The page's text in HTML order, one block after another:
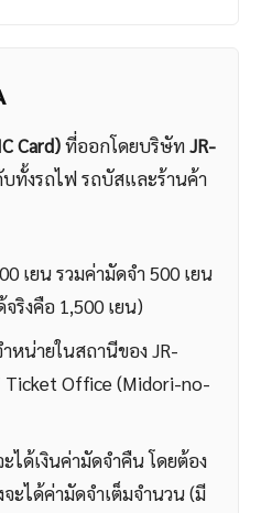
Card)ที่ออกโดยบริษัทJR-
บทั้งรถไฟ รถบัสและร้านค้า
เยน รวมค่ามัดจำ 500 เยน
ริงคือ 1,500 เยน)
หน่ายในสถานีของ JR-
Ticket Office (Midori-no-
ได้เงินค่ามัดจำคืน โดยต้อง
ะได้ค่ามัดจำเต็มจำนวน (มี